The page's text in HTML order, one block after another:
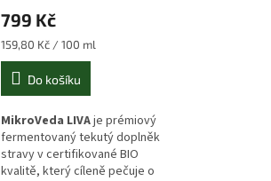
799 Kč
Měrná
cena:
159,80 Kč / 100 ml
Do košíku
MikroVeda LIVAje prémiový
fermentovaný tekutý doplněk
stravy v certifikované BIO
kvalitě, který cíleně pečuje o